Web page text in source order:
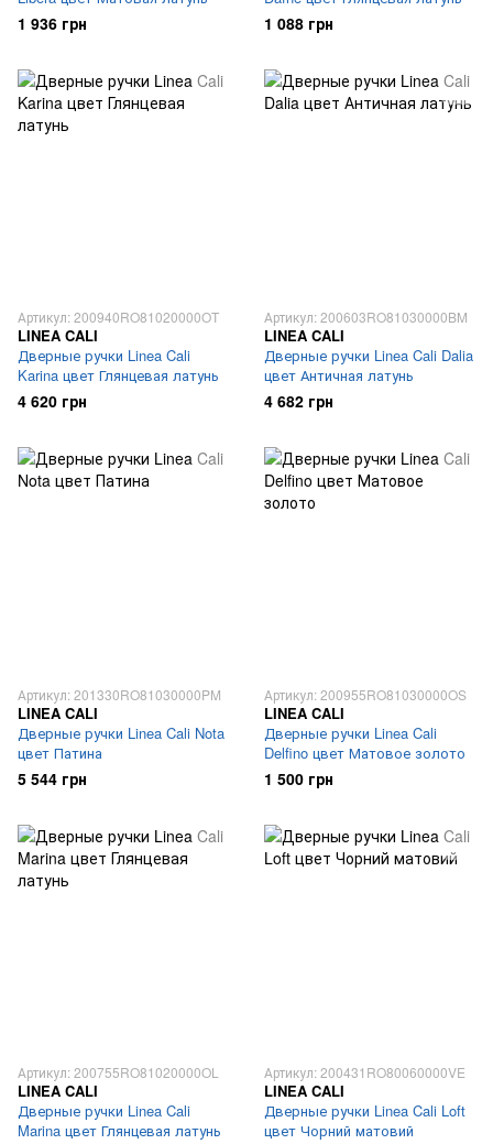
1 936 грн 1 088 грн
Артикул: 200940RO81020000OT
LINEA CALI
Дверные ручки Linea Cali
Karina цвет Глянцевая латунь
4 620 грн
Артикул: 200603RO81030000BM
LINEA CALI
Дверные ручки Linea Cali Dalia
цвет Античная латунь
4 682 грн
Артикул: 201330RO81030000PM
LINEA CALI
Дверные ручки Linea Cali Nota
цвет Патина
5 544 грн
Артикул: 200955RO81030000OS
LINEA CALI
Дверные ручки Linea Cali
Delfino цвет Матовое золото
1 500 грн
Артикул: 200755RO81020000OL
LINEA CALI
Дверные ручки Linea Cali
Marina цвет Глянцевая латунь
Артикул: 200431RO80060000VE
LINEA CALI
Дверные ручки Linea Cali Loft
цвет Чорний матовий